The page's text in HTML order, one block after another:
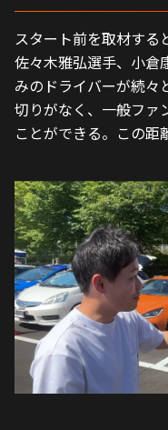
スタート前を取材する
佐々木雅弘選手、小倉
みのドライバーが続々
切りがなく、一般ファ
ことができる。この距